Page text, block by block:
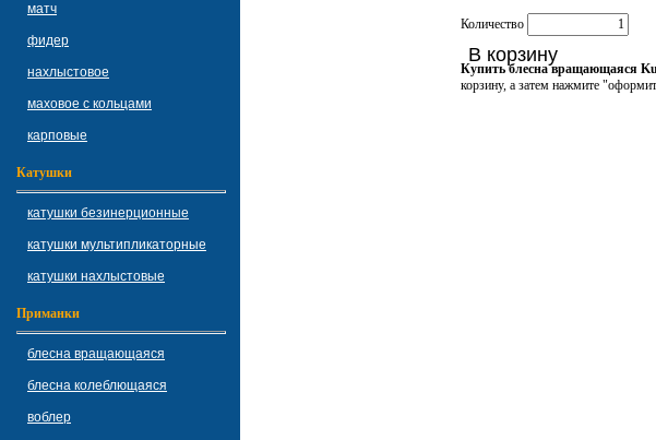
матч
фидер
нахлыстовое
маховое с кольцами
карповые
Катушки
катушки безинерционные
катушки мультипликаторные
катушки нахлыстовые
Приманки
блесна вращающаяся
блесна колеблющаяся
воблер
Количество
В корзину
Купить блесна вращающаяся
корзину, а затем нажмите